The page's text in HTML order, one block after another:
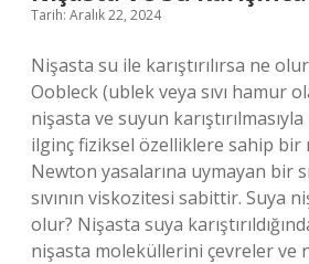
Tarih: Aralık 22, 2024
Nişasta su ile karıştırılırsa ne
Oobleck (ublek veya sıvı hamur
nişasta ve suyun
ilginç fiziksel özelliklere sahip bir
Newton yasalarına uymayan bir
sıvının viskozitesi sabittir. Suya
olur? Nişasta suya
nişasta moleküllerini çevreler ve